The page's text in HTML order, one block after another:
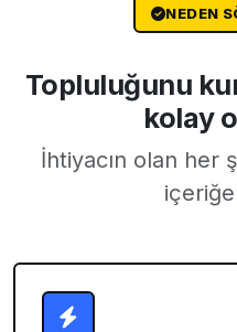
NEDEN
Topluluğunu
kolay
İhtiyacın olan her